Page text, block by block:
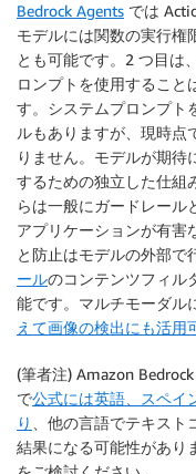
Bedrock Agents では
モデルには関数の実行権
とも可能です。2 つ目は
ロンプトを使用すること
す。システムプロンプト
ルもありますが、現時点
りません。モデルが期
するための独立した仕組
らは一般にガードレール
アプリケーションが有害
と防止はモデルの外部で
ールのコンテンツフィル
能です。マルチモーダル
えて画像の検出にも活用
(筆者注) Amazon
で公式には英語、スペイ
り
、他の言語でテキス
結果になる可能性があり